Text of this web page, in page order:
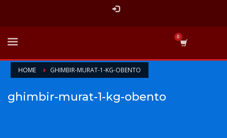
HOME GHIMBIR-MURAT-1-KG-OBENTO
ghimbir-murat-1-kg-obento